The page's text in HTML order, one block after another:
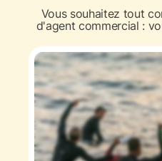
Vous souhaitez tout
d'agent commercial :